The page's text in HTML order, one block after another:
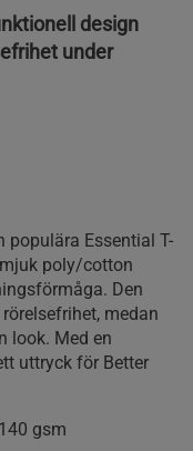
design
under
populära Essential T-
poly/cotton
Den
medan
look. Med en
uttryck för Better
gsm